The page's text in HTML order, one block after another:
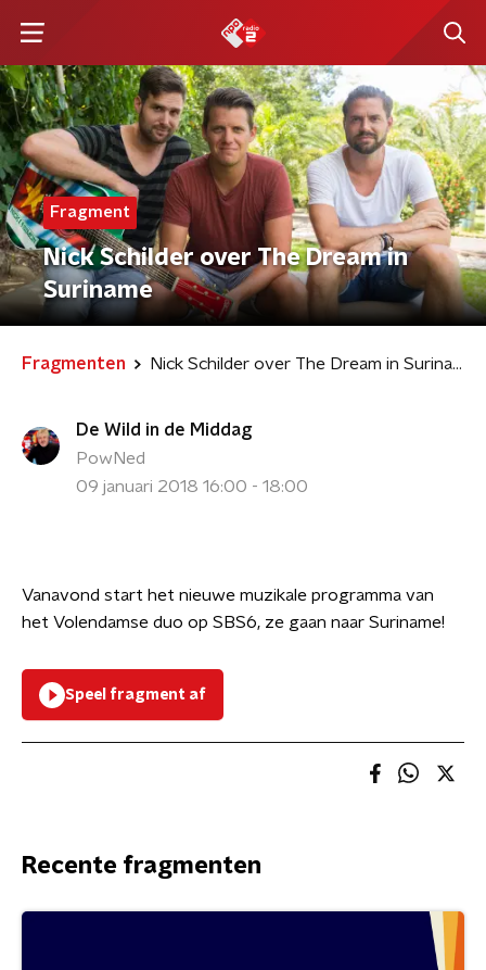
Fragment
Nick Schilder over The Dream in
Suriname
Fragmenten Nick Schilder over The Dream in Suriname
De Wild in de Middag
PowNed
09 januari 2018 16:00 - 18:00
Vanavond start het nieuwe muzikale programma van
het Volendamse duo op SBS6, ze gaan naar Suriname!
Speel fragment af
Recente fragmenten